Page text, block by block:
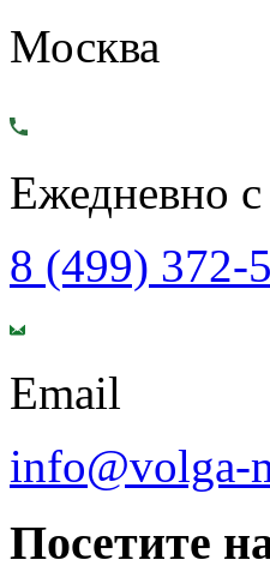
Москва
Ежедневно
8 (499) 372-
Email
info@volga-
Посетите